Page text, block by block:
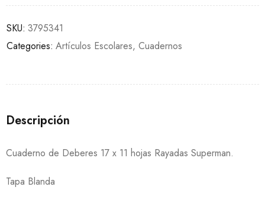
SKU: 3795341
Categories: Artículos Escolares, Cuadernos
Descripción
Cuaderno de Deberes 17 x 11 hojas Rayadas Superman.
Tapa Blanda